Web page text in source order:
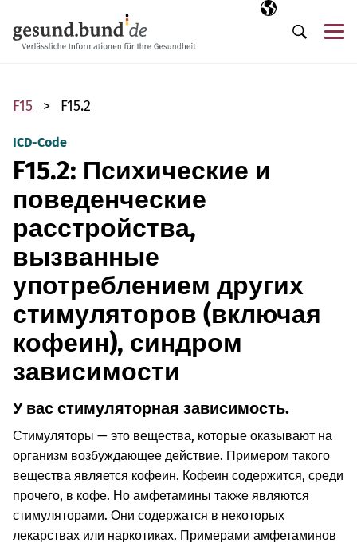
Выбранный
RU
Поиск
F15 F15.2
ICD-Code
F15.2: Психические и
поведенческие
расстройства,
вызванные
употреблением других
стимуляторов (включая
кофеин), синдром
зависимости
У вас стимуляторная зависимость.
Стимуляторы — это вещества, которые оказывают на
организм возбуждающее действие. Примером такого
вещества является кофеин. Кофеин содержится, среди
прочего, в кофе. Но амфетамины также являются
стимуляторами. Они содержатся в некоторых
лекарствах или наркотиках. Примерами амфетаминов